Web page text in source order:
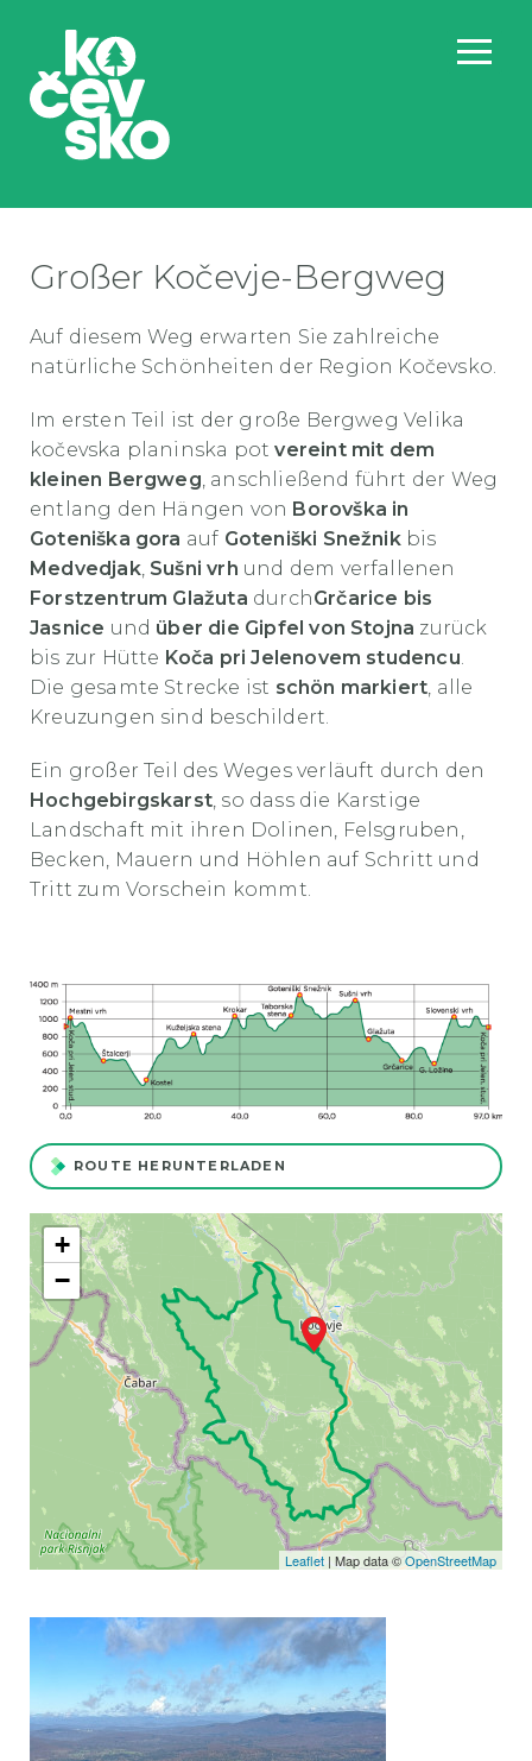
Großer Kočevje-Bergweg
Auf diesem Weg erwarten Sie zahlreiche
natürliche Schönheiten der Region Kočevsko.
Im ersten Teil ist der große Bergweg Velika
kočevska planinska pot vereint mit dem
kleinen Bergweg, anschließend führt der Weg
entlang den Hängen von Borovška in
Goteniška gora auf Goteniški Snežnikbis
Medvedjak, Sušni vrh und dem verfallenen
Forstzentrum Glažuta durchGrčarice bis
Jasnice und über die Gipfel von Stojna zurück
bis zur Hütte Koča pri Jelenovem studencu.
Die gesamte Strecke ist schön markiert, alle
Kreuzungen sind beschildert.
Ein großer Teil des Weges verläuft durch den
Hochgebirgskarst, so dass die Karstige
Landschaft mit ihren Dolinen, Felsgruben,
Becken, Mauern und Höhlen auf Schritt und
Tritt zum Vorschein kommt.
ROUTE HERUNTERLADEN
+
−
Leaflet | Map data ©OpenStreetMap